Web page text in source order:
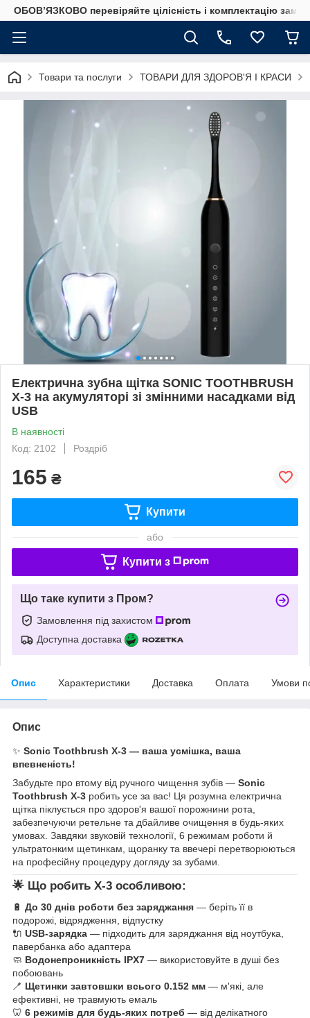
ОБОВ’ЯЗКОВО перевіряйте цілісність і комплектацію
Товари та послуги ТОВАРИ ДЛЯ ЗДОРОВ'Я І КРАСИ
Електрична зубна щітка SONIC TOOTHBRUSH
X-3 на акумуляторі зі змінними насадками від
USB
В наявності
Код: 2102
Роздріб
165 ₴
Купити
або
Купити з
Що таке купити з Пром?
Замовлення під захистом
Доступна доставка
Опис Характеристики Доставка Оплата Умови
Опис
✨ Sonic Toothbrush X-3 — ваша усмішка, ваша
впевненість!
Забудьте про втому від ручного чищення зубів — Sonic
Toothbrush X-3 робить усе за вас! Ця розумна електрична
щітка піклується про здоров'я вашої порожнини рота,
забезпечуючи ретельне та дбайливе очищення в будь-яких
умовах. Завдяки звуковій технології, 6 режимам роботи й
ультратонким щетинкам, щоранку та ввечері перетворюються
на професійну процедуру догляду за зубами.
🌟 Що робить X-3 особливою:
🔋 До 30 днів роботи без заряджання — беріть її в
подорожі, відрядження, відпустку
🔌 USB-зарядка — підходить для заряджання від ноутбука,
павербанка або адаптера
🧼 Водонепроникність IPX7 — використовуйте в душі без
побоювань
🪥 Щетинки завтовшки всього 0.152 мм — м'які, але
ефективні, не травмують емаль
🦷 6 режимів для будь-яких потреб — від делікатного